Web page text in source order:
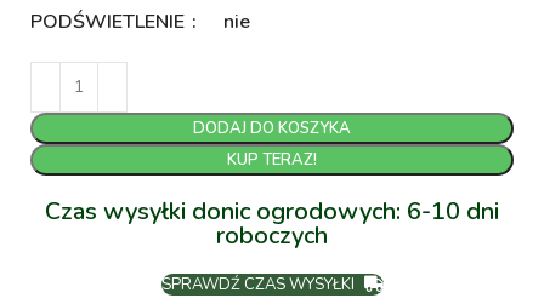
PODŚWIETLENIE
nie
DODAJ DO KOSZYKA
KUP TERAZ!
Czas wysyłki donic ogrodowych: 6-10 dni
roboczych
SPRAWDŹ CZAS WYSYŁKI